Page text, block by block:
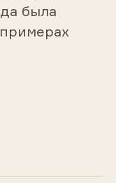
была